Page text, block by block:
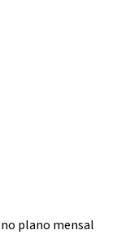
plano mensal